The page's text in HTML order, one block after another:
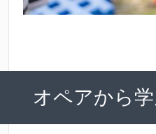
オペアから